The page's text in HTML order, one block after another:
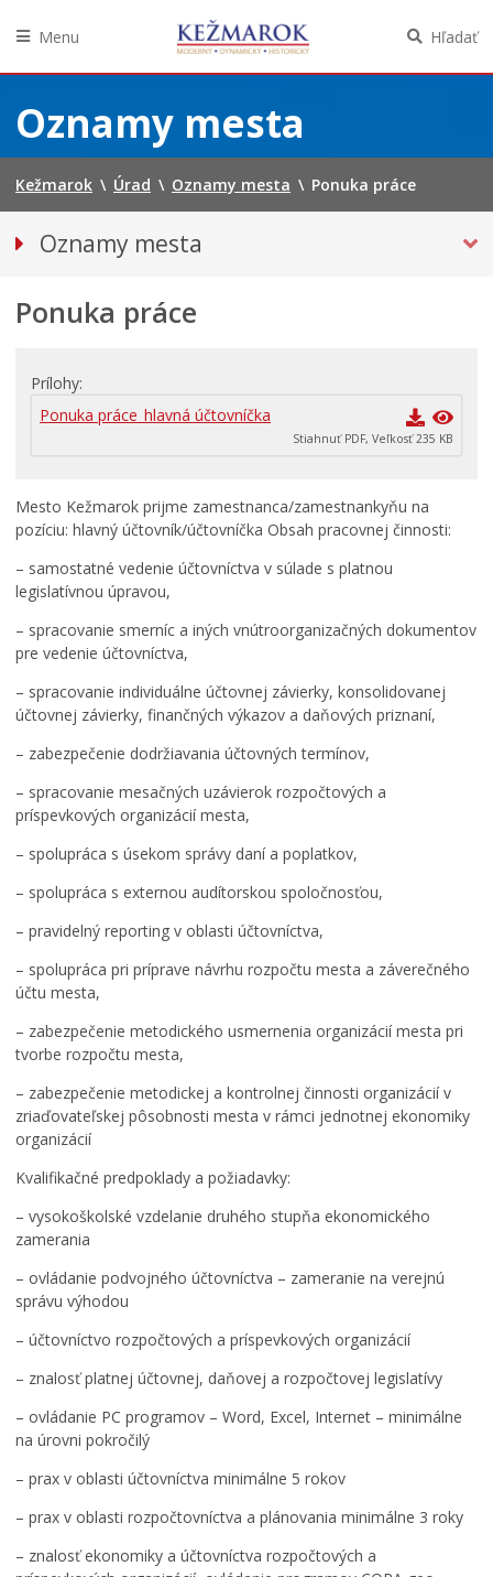
obsah
Menu Hľadať
Oznamy mesta
Kežmarok \ Úrad \ Oznamy mesta \ Ponuka práce
Oznamy mesta
Bezpečnosť
Doprava, údržba komunikácií
Financie
Rodina, život, bývanie
Stavby, prenájmy a pozemky
ZAMESTNANIE V SAMOSPRÁVE
Životné prostredie a odpady
Ponuka práce
Prílohy
Ponuka práce_hlavná účtovníčka
Stiahnuť PDF, Veľkosť 235 KB
Mesto Kežmarok prijme zamestnanca/zamestnankyňu na
pozíciu: hlavný účtovník/účtovníčka Obsah pracovnej činnosti:
– samostatné vedenie účtovníctva v súlade s platnou
legislatívnou úpravou,
– spracovanie smerníc a iných vnútroorganizačných dokumentov
pre vedenie účtovníctva,
– spracovanie individuálne účtovnej závierky, konsolidovanej
účtovnej závierky, finančných výkazov a daňových priznaní,
– zabezpečenie dodržiavania účtovných termínov,
– spracovanie mesačných uzávierok rozpočtových a
príspevkových organizácií mesta,
– spolupráca s úsekom správy daní a poplatkov,
– spolupráca s externou audítorskou spoločnosťou,
– pravidelný reporting v oblasti účtovníctva,
– spolupráca pri príprave návrhu rozpočtu mesta a záverečného
účtu mesta,
– zabezpečenie metodického usmernenia organizácií mesta pri
tvorbe rozpočtu mesta,
– zabezpečenie metodickej a kontrolnej činnosti organizácií v
zriaďovateľskej pôsobnosti mesta v rámci jednotnej ekonomiky
organizácií
Kvalifikačné predpoklady a požiadavky:
– vysokoškolské vzdelanie druhého stupňa ekonomického
zamerania
– ovládanie podvojného účtovníctva – zameranie na verejnú
správu výhodou
– účtovníctvo rozpočtových a príspevkových organizácií
– znalosť platnej účtovnej, daňovej a rozpočtovej legislatívy
– ovládanie PC programov – Word, Excel, Internet – minimálne
na úrovni pokročilý
– prax v oblasti účtovníctva minimálne 5 rokov
– prax v oblasti rozpočtovníctva a plánovania minimálne 3 roky
– znalosť ekonomiky a účtovníctva rozpočtových a